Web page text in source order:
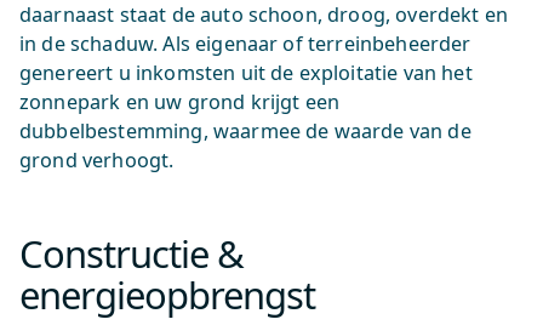
daarnaast staat de auto schoon, droog, overdekt en
in de schaduw. Als eigenaar of terreinbeheerder
genereert u inkomsten uit de exploitatie van het
zonnepark en uw grond krijgt een
dubbelbestemming, waarmee de waarde van de
grond verhoogt.
Constructie &
energieopbrengst